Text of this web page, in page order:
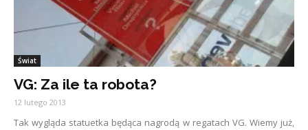
Świat
VG: Za ile ta robota?
12 lutego 2013
Tak wygląda statuetka będąca nagrodą w regatach VG. Wiemy już,